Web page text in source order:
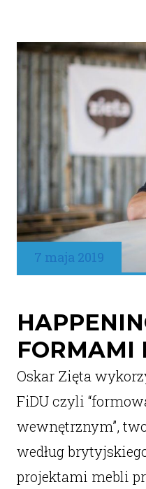
7 maja 2019
FORMAMI
Oskar Zięta
FiDU czyli
wewnętrznym”,
według
projektami mebli